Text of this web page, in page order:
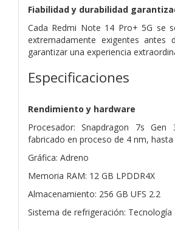
Fiabilidad y durabilidad
Cada Redmi Note 14 Pro+ 5G se
extremadamente exigentes antes
garantizar una experiencia
Especificaciones
Rendimiento y hardware
Procesador: Snapdragon 7s
fabricado en proceso de 4 nm, hasta
Gráfica: Adreno
Memoria RAM: 12 GB LPDDR4X
Almacenamiento: 256 GB UFS 2.2
Sistema de refrigeración: Tecnología